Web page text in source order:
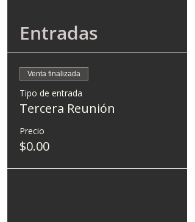
Entradas
Venta finalizada
Tipo de entrada
Tercera Reunión
Precio
$0.00